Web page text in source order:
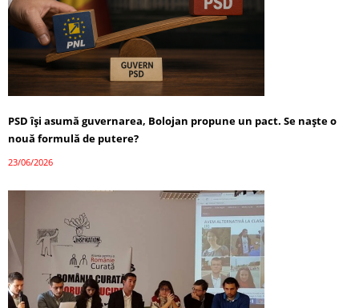
PSD își asumă guvernarea, Bolojan propune un pact. Se naște o
nouă formulă de putere?
23/06/2026